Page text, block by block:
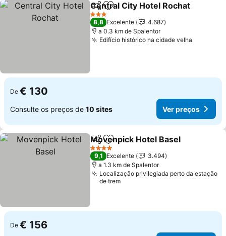
PartilharAdicionar aos favoritos
Central City Hotel Rochat
3 Estrelas
8,8 Excelente
4.687
a 0.3 km de Spalentor
Edifício histórico na cidade velha
De € 130
Consulte os preços de 10 sites Ver preços
PartilharAdicionar aos favoritos
Movenpick Hotel Basel
4 Estrelas
9,1 Excelente
3.494
a 1.3 km de Spalentor
Localização privilegiada perto da estação
de trem
De € 156